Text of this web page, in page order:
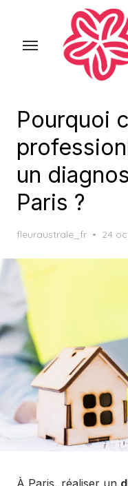
Pourquoi
un
Paris ?
fleuraustrale_fr 24